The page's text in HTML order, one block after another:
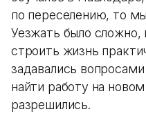
по переселению, то
Уезжать было сложно,
строить жизнь
задавались
найти работу на
разрешились.